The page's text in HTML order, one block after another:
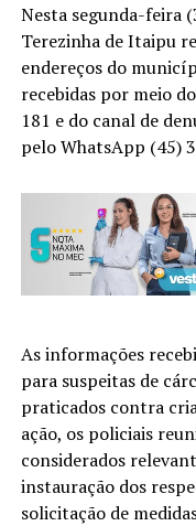
Nesta segunda-feira
Terezinha de Itaipu
endereços do
recebidas por meio
181 e do canal de
pelo WhatsApp (45)
As informações
para suspeitas de
praticados contra
ação, os policiais
considerados
instauração dos
solicitação de